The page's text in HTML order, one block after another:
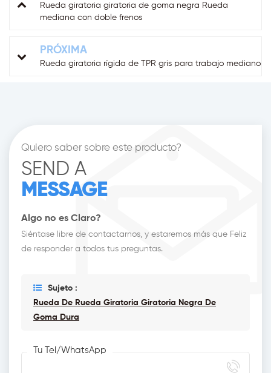
Rueda giratoria giratoria de goma negra Rueda
mediana con doble frenos
PRÓXIMA
Rueda giratoria rígida de TPR gris para trabajo mediano
Quiero saber sobre este producto?
SEND A
MESSAGE
Algo no es Claro?
Siéntase libre de contactarnos, y estaremos más que Feliz
de responder a todos tus preguntas.
Sujeto :
Rueda De Rueda Giratoria Giratoria Negra De
Goma Dura
Tu Tel/WhatsApp